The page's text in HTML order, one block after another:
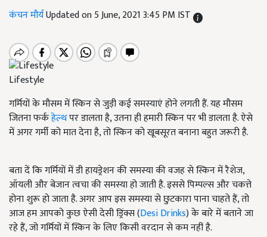
कंचन मौर्यUpdated on 5 June, 2021 3:45 PM IST
Lifestyle
गर्मियों के मौसम में स्किन से जुड़ी कई समस्याएं होने लगती हैं. यह मौसम
जितना फर्कहेल्थपर डालता है, उतना ही हमारी स्किन पर भी डालता है. ऐसे
में अगर गर्मी को मात देना है, तो स्किन को खूबसूरत बनाना बहुत जरूरी है.
बता दें कि गर्मियों में डी हायड्रेशन की समस्या की वजह से स्किन में रैशेज,
ऑयली और बेजान त्वचा की समस्या हो जाती है. इससे पिम्पल्स और चकत्ते
होना शुरू हो जाता है. अगर आप इस समस्या से छुटकारा पाना चाहते हैं, तो
आज हम आपको कुछ ऐसी देसी ड्रिंक्स (Desi Drinks) के बारे में बताने जा
रहे हैं, जो गर्मियों में स्किन के लिए किसी वरदान से कम नहीं है.